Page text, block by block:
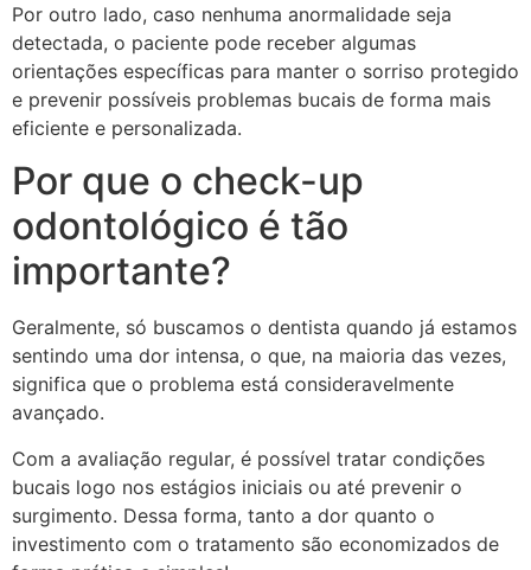
Por outro lado, caso nenhuma anormalidade seja
detectada, o paciente pode receber algumas
orientações específicas para manter o sorriso protegido
e prevenir possíveis problemas bucais de forma mais
eficiente e personalizada.
Por que o check-up
odontológico é tão
importante?
Geralmente, só buscamos o dentista quando já estamos
sentindo uma dor intensa, o que, na maioria das vezes,
significa que o problema está consideravelmente
avançado.
Com a avaliação regular, é possível tratar condições
bucais logo nos estágios iniciais ou até prevenir o
surgimento. Dessa forma, tanto a dor quanto o
investimento com o tratamento são economizados de